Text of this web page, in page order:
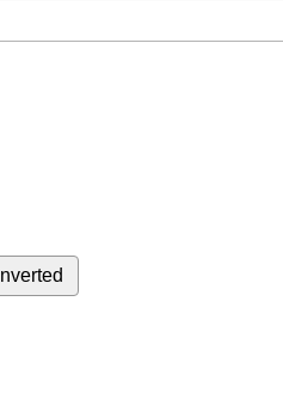
Inverted